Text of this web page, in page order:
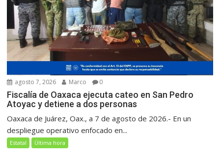
agosto 7, 2026 Marco 0
Fiscalía de Oaxaca ejecuta cateo en San Pedro
Atoyac y detiene a dos personas
Oaxaca de Juárez, Oax., a 7 de agosto de 2026.- En un
despliegue operativo enfocado en...
Estatal Última hora